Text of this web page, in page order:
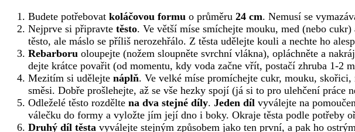
Budete potřebovat koláčovou formu o průměru 24 cm. Nemusí se
Nejprve si připravte těsto. Ve větší míse smíchejte mouku, med (nebo
těsto, ale máslo se příliš nerozehřálo. Z těsta udělejte kouli a nechte ho
Rebarboru oloupejte (nožem sloupněte svrchní vlákna), opláchněte a
dejte krátce povařit (od momentu, kdy voda začne vřít, postačí zhruba 1-2
Mezitím si udělejte náplň. Ve velké míse promíchejte cukr, mouku,
směsi. Dobře prošlehejte, až se vše hezky spojí (já si to pro ulehčení práce
Odleželé těsto rozdělte na dva stejné díly. Jeden díl vyválejte na
válečku do formy a vyložte jím její dno i boky. Okraje těsta podle potřeby
Druhý díl těsta vyválejte stejným způsobem jako ten první, a pak ho